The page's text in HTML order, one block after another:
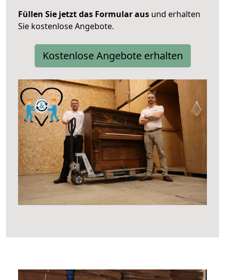
Füllen Sie jetzt das Formular aus und erhalten
Sie kostenlose Angebote.
Kostenlose Angebote erhalten